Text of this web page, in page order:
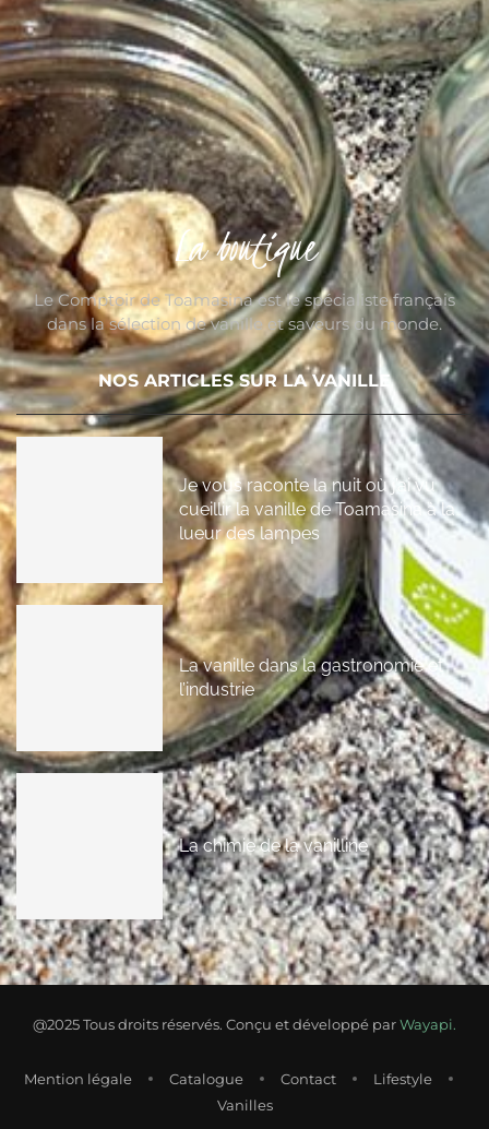
La boutique
Le Comptoir de Toamasina est le spécialiste français
dans la sélection de vanille et saveurs du monde.
NOS ARTICLES SUR LA VANILLE
Je vous raconte la nuit où j’ai vu
cueillir la vanille de Toamasina à la
lueur des lampes
La vanille dans la gastronomie et
l’industrie
La chimie de la vanilline
@2025 Tous droits réservés. Conçu et développé parWayapi.
Mention légale Catalogue Contact
Lifestyle
Vanilles